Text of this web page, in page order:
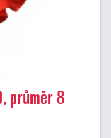
průměr 8